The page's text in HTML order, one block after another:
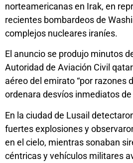
norteamericanas en Irak, en
recientes bombardeos de
complejos nucleares iraníes.
El anuncio se produjo minutos
Autoridad de Aviación Civil
aéreo del emirato “por razones
ordenara desvíos inmediatos
En la ciudad de Lusail
fuertes explosiones y
en el cielo, mientras sonaban
céntricas y vehículos militares